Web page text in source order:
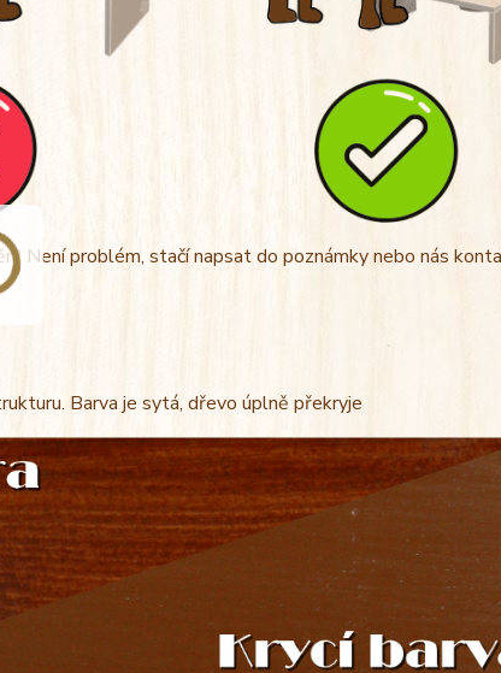
Není problém, stačí napsat do poznámky nebo nás
Barva je sytá, dřevo úplně překryje